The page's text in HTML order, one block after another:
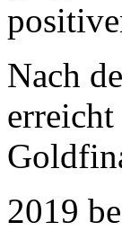
Nach
erreicht
2019